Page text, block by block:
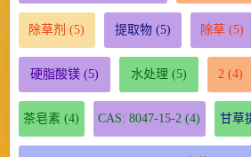
除草剂 (5) 提取物(5) 除草 (5)
硬脂酸镁(5) 水处理 (5) 2 (4)
茶皂素 (4) CAS: 8047-15-2 (4) 甘草